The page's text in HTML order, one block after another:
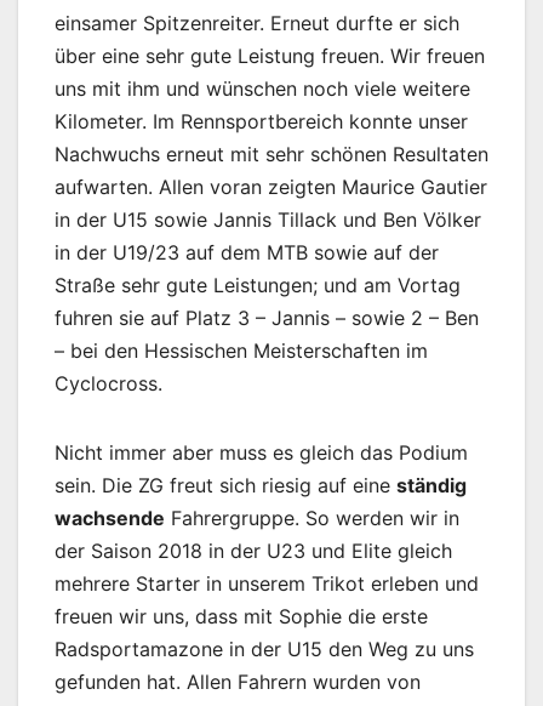
einsamer Spitzenreiter. Erneut durfte er sich
über eine sehr gute Leistung freuen. Wir freuen
uns mit ihm und wünschen noch viele weitere
Kilometer. Im Rennsportbereich konnte unser
Nachwuchs erneut mit sehr schönen Resultaten
aufwarten. Allen voran zeigten Maurice Gautier
in der U15 sowie Jannis Tillack und Ben Völker
in der U19/23 auf dem MTB sowie auf der
Straße sehr gute Leistungen; und am Vortag
fuhren sie auf Platz 3 – Jannis – sowie 2 – Ben
– bei den Hessischen Meisterschaften im
Cyclocross.
Nicht immer aber muss es gleich das Podium
sein. Die ZG freut sich riesig auf eine ständig
wachsende Fahrergruppe. So werden wir in
der Saison 2018 in der U23 und Elite gleich
mehrere Starter in unserem Trikot erleben und
freuen wir uns, dass mit Sophie die erste
Radsportamazone in der U15 den Weg zu uns
gefunden hat. Allen Fahrern wurden von